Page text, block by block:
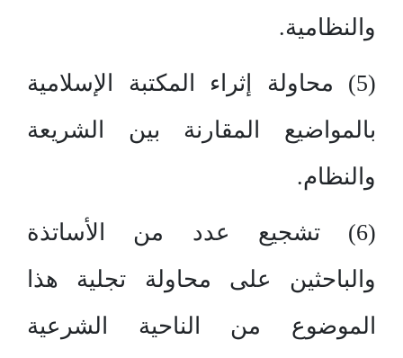
والنظامية.
(5) محاولة إثراء المكتبة الإسلامية
بالمواضيع المقارنة بين الشريعة
والنظام.
(6) تشجيع عدد من الأساتذة
والباحثين على محاولة تجلية هذا
الموضوع من الناحية الشرعية